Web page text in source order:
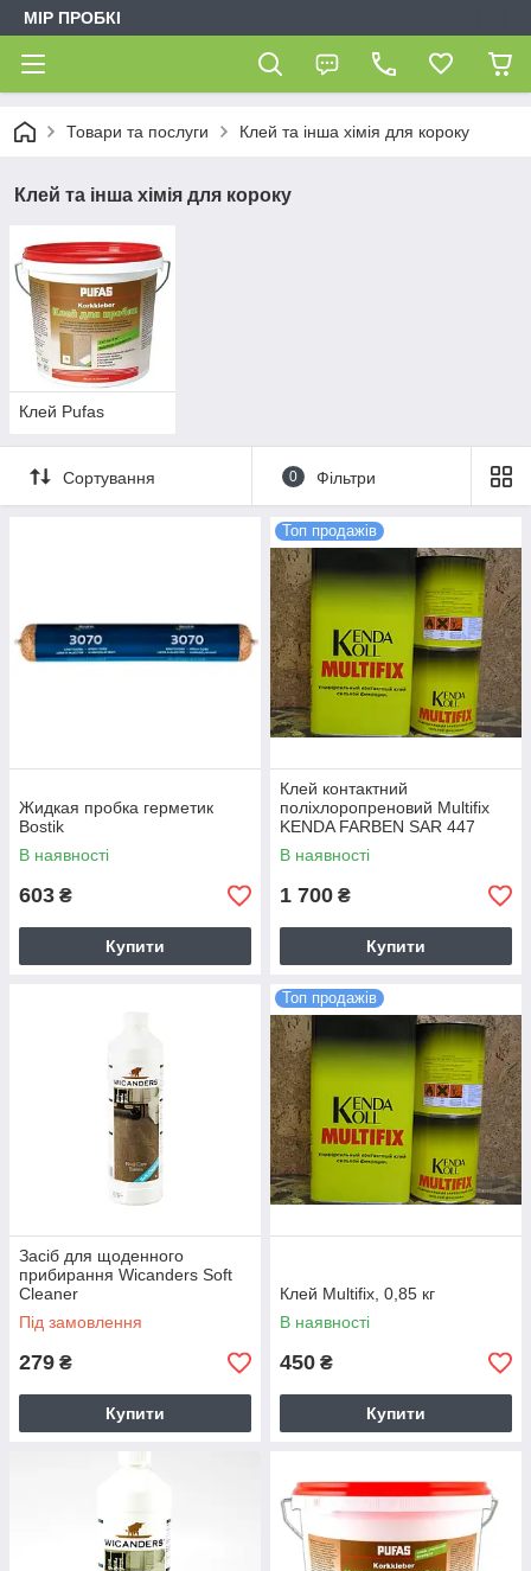
МІР ПРОБКІ
Товари та послуги Клей та інша хімія для короку
Клей та інша хімія для короку
Клей Pufas
Сортування 0 Фільтри
Жидкая пробка герметик
Bostik
В наявності
603 ₴
Купити
Топ продажів
Клей контактний
поліхлоропреновий Multifix
KENDA FARBEN SAR 447
Наіріт 4 кг
В наявності
1 700 ₴
Купити
Засіб для щоденного
прибирання Wicanders Soft
Cleaner
Під замовлення
279 ₴
Купити
Топ продажів
Клей Multifix, 0,85 кг
В наявності
450 ₴
Купити